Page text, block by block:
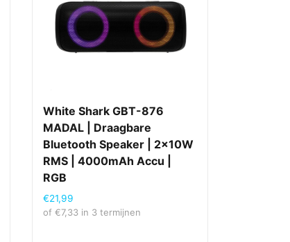
White Shark GBT-876
MADAL | Draagbare
Bluetooth Speaker | 2×10W
RMS | 4000mAh Accu |
RGB
€21,99
of€7,33 in 3 termijnen